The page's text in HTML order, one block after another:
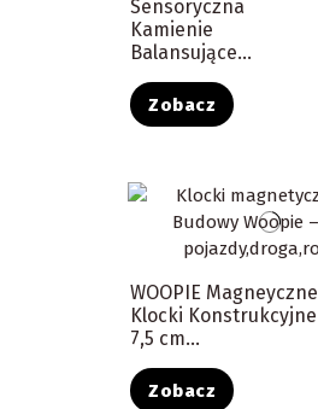
Sensoryczna
Kamienie
Balansujące...
Zobacz
WOOPIE Magneyczne
Klocki Konstrukcyjne
7,5 cm...
Zobacz